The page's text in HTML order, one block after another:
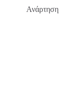
Ανάρτηση